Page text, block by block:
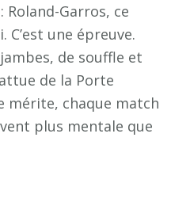
Roland-Garros, ce
C’est une épreuve.
de souffle et
de la Porte
mérite, chaque match
plus mentale que